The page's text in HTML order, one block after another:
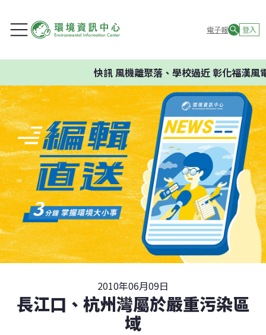
電子報 登入
快訊風機離聚落、學校過近 彰化福漢風電
2010年06月09日
長江口、杭州灣屬於嚴重污染區
域